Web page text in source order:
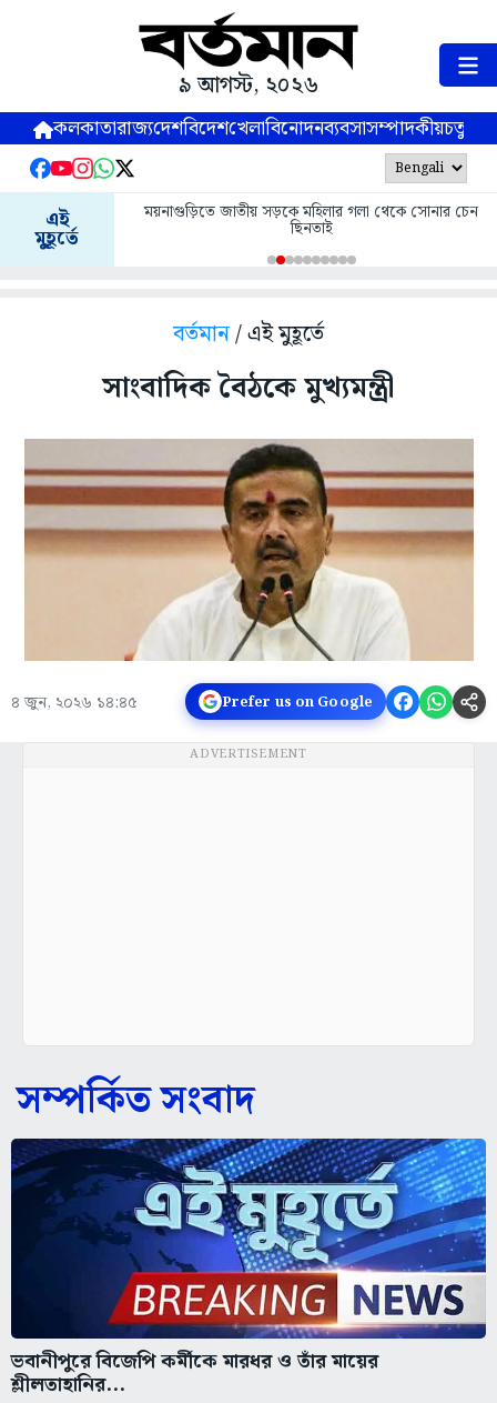
৯ আগস্ট, ২০২৬
কলকাতারাজ্যদেশবিদেশখেলাবিনোদনব্যবসাসম্পাদকীয়
এই
মুহূর্তে
ময়নাগুড়িতে জাতীয় সড়কে মহিলার গলা থেকে সোনার চেন
ছিনতাই
বর্তমান/ এই মুহূর্তে
সাংবাদিক বৈঠকে মুখ্যমন্ত্রী
৪ জুন, ২০২৬ ১৪:৪৫ Prefer us on Google
ADVERTISEMENT
সম্পর্কিত সংবাদ
ভবানীপুরে বিজেপি কর্মীকে মারধর ও তাঁর মায়ের
শ্লীলতাহানির...